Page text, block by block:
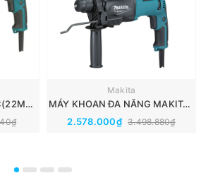
MÁY KHOAN ĐỘNG LỰC(22MM) MAKITA M8700B
Makita
MÁY KHOAN ĐA NĂNG MAKITA M8701B(CHUÔI GÀI SDS-PLUS//26MM)
2.578.000₫ 3.498.880₫